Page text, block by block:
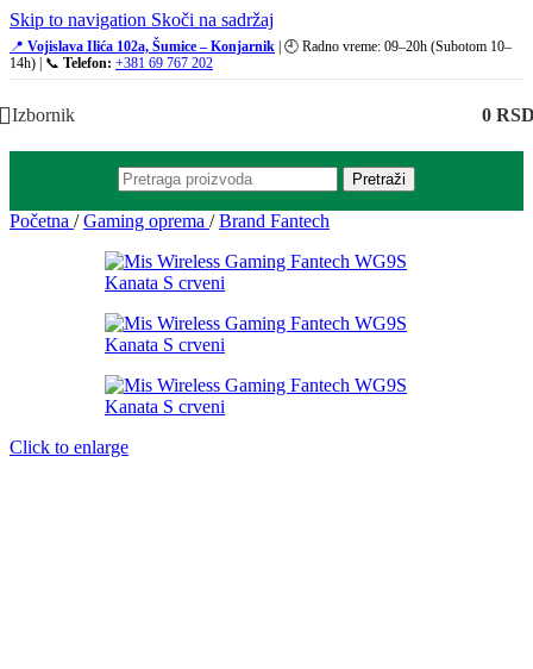
Skip to navigation Skoči na sadržaj
📍 Vojislava Ilića 102a, Šumice – Konjarnik | 🕘 Radno vreme: 09–20h (Subotom 10–
14h) | 📞 Telefon: +381 69 767 202
Izbornik 0
Pretraži
Početna / Gaming oprema / Brand Fantech
Click to enlarge